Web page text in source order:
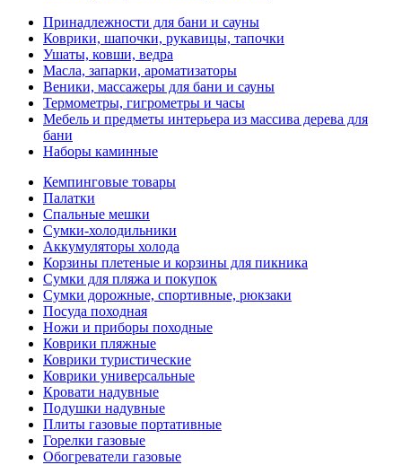
Принадлежности для бани и сауны
Коврики, шапочки, рукавицы, тапочки
Ушаты, ковши, ведра
Масла, запарки, ароматизаторы
Веники, массажеры для бани и сауны
Термометры, гигрометры и часы
Мебель и предметы интерьера из массива дерева для
бани
Наборы каминные
Кемпинговые товары
Палатки
Спальные мешки
Сумки-холодильники
Аккумуляторы холода
Корзины плетеные и корзины для пикника
Сумки для пляжа и покупок
Сумки дорожные, спортивные, рюкзаки
Посуда походная
Ножи и приборы походные
Коврики пляжные
Коврики туристические
Коврики универсальные
Кровати надувные
Подушки надувные
Плиты газовые портативные
Горелки газовые
Обогреватели газовые